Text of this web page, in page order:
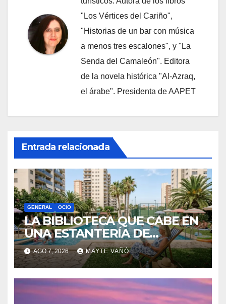
"Los Vértices del Cariño",
"Historias de un bar con música
a menos tres escalones", y "La
Senda del Camaleón". Editora
de la novela histórica "Al-Azraq,
el árabe". Presidenta de AAPET
Entrada relacionada
GENERAL OCIO
LA BIBLIOTECA QUE CABE EN
UNA ESTANTERÍA DE
WALLAPOP
AGO 7, 2026 MAYTE VAÑÓ